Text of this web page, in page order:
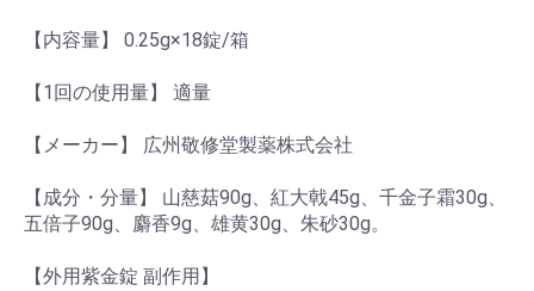
【内容量】 0.25g×18錠/箱
【1回の使用量】 適量
【メーカー】 広州敬修堂製薬株式会社
【成分・分量】 山慈菇90g、紅大戟45g、千金子霜30g、
五倍子90g、麝香9g、雄黄30g、朱砂30g。
【外用紫金錠 副作用】